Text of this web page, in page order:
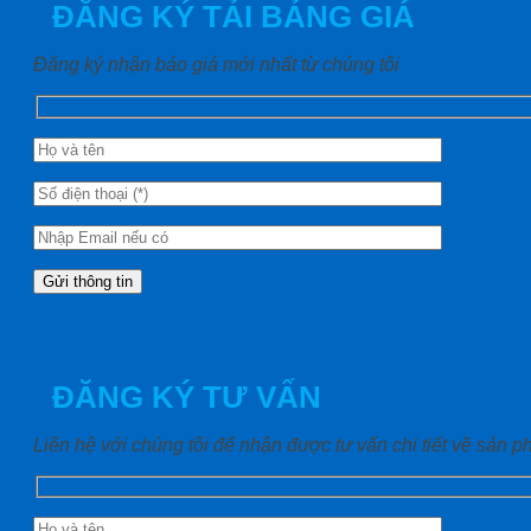
ĐĂNG KÝ TẢI BẢNG GIÁ
Đăng ký nhận báo giá mới nhất từ chúng tôi
ĐĂNG KÝ TƯ VẤN
Liên hệ với chúng tôi để nhận được tư vấn chi tiết về sản